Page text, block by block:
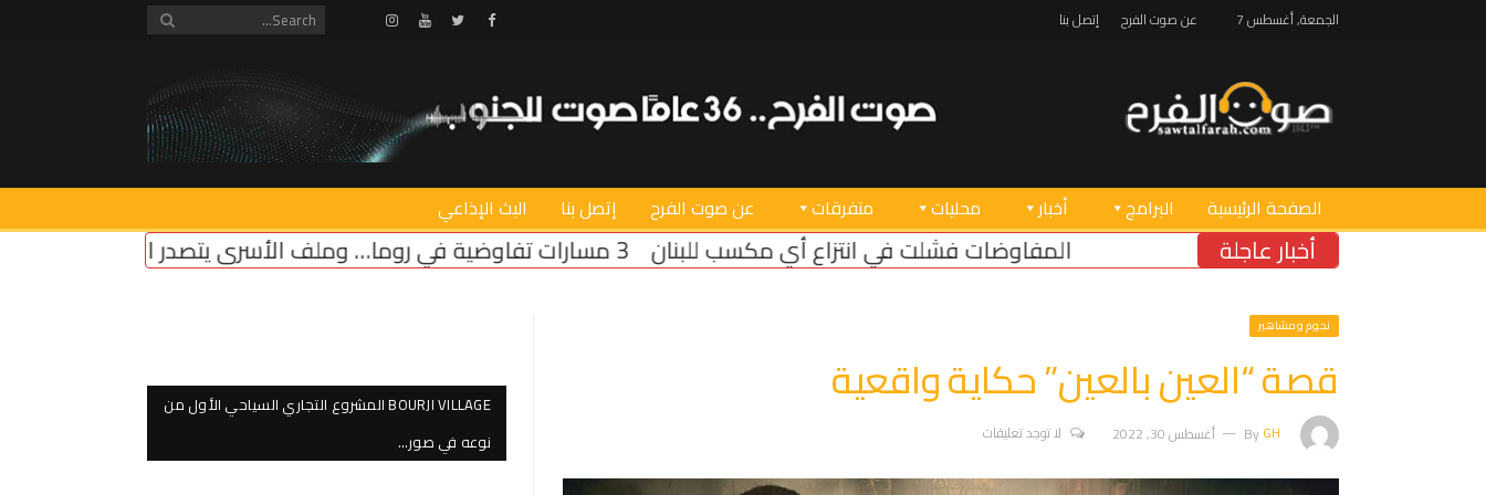
الجمعة, أغسطس 7 عن صوت الفرح إتصل بنا Facebook
Twitter
Youtube
Instagram
الصفحة الرئيسية البرامج أخبار محليات متفرقات عن صوت الفرح إتصل بنا البث الإذاعي
أخبار عاجلةالمفاوضات فشلت في انتزاع أي مكسب للبنان 3 مسارات تفاوضية في روما… وملف الأسرى يتصدر المباحثات بو صعب: هناك جدية
نجوم ومشاهير
قصة “العين بالعين” حكاية واقعية
ByGH أغسطس 30, 2022 لا توجد تعليقات
BOURJI VILLAGE المشروع التجاري السياحي الأول من
نوعه في صور…